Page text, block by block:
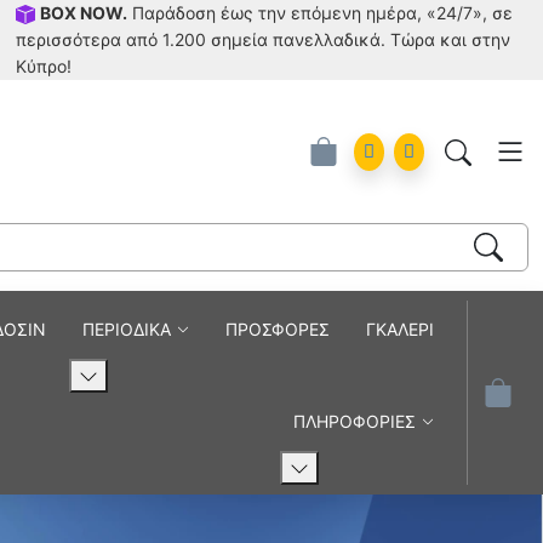
BOX NOW. Παράδοση έως την επόμενη ημέρα, «24/7», σε
περισσότερα από 1.200 σημεία πανελλαδικά. Tώρα και στην
Κύπρο!
Account
Orders
ΠΕΡΙΟΔΙΚΑ ΠΡΟΣΦΟΡΕΣ ΓΚΑΛΕΡΙ
ΠΛΗΡΟΦΟΡΙΕΣ